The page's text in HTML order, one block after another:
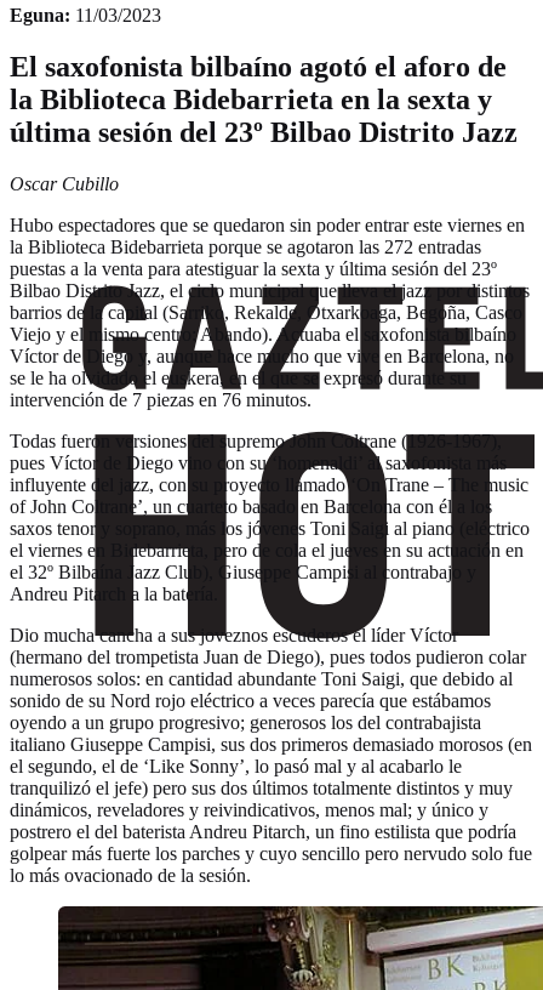
Eguna: 11/03/2023
El saxofonista bilbaíno agotó el aforo de
la Biblioteca Bidebarrieta en la sexta y
última sesión del 23º Bilbao Distrito Jazz
Oscar Cubillo
Hubo espectadores que se quedaron sin poder entrar este viernes en
la Biblioteca Bidebarrieta porque se agotaron las 272 entradas
puestas a la venta para atestiguar la sexta y última sesión del 23º
Bilbao Distrito Jazz, el ciclo municipal que lleva el jazz por distintos
barrios de la capital (Sarriko, Rekalde, Otxarkoaga, Begoña, Casco
Viejo y el mismo centro: Abando). Actuaba el saxofonista bilbaíno
Víctor de Diego y, aunque hace mucho que vive en Barcelona, no
se le ha olvidado el euskera, en el que se expresó durante su
intervención de 7 piezas en 76 minutos.
Todas fueron versiones del supremo John Coltrane (1926-1967),
pues Víctor de Diego vino con su ‘homenaldi’ al saxofonista más
influyente del jazz, con su proyecto llamado ‘On Trane – The music
of John Coltrane’, un cuarteto basado en Barcelona con él a los
saxos tenor y soprano, más los jóvenes Toni Saigi al piano (eléctrico
el viernes en Bidebarrieta, pero de cola el jueves en su actuación en
el 32º Bilbaína Jazz Club), Giuseppe Campisi al contrabajo y
Andreu Pitarch a la batería.
Dio mucha cancha a sus joveznos escuderos el líder Víctor
(hermano del trompetista Juan de Diego), pues todos pudieron colar
numerosos solos: en cantidad abundante Toni Saigi, que debido al
sonido de su Nord rojo eléctrico a veces parecía que estábamos
oyendo a un grupo progresivo; generosos los del contrabajista
italiano Giuseppe Campisi, sus dos primeros demasiado morosos (en
el segundo, el de ‘Like Sonny’, lo pasó mal y al acabarlo le
tranquilizó el jefe) pero sus dos últimos totalmente distintos y muy
dinámicos, reveladores y reivindicativos, menos mal; y único y
postrero el del baterista Andreu Pitarch, un fino estilista que podría
golpear más fuerte los parches y cuyo sencillo pero nervudo solo fue
lo más ovacionado de la sesión.